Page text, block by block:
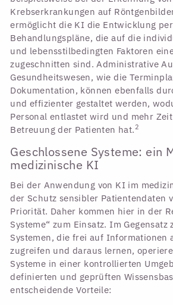
Krebserkrankungen auf
ermöglicht die KI die Entwicklung
Behandlungspläne, die auf die
und lebensstilbedingten Faktoren
zugeschnitten sind. Administrative
Gesundheitswesen, wie die
Dokumentation, können ebenfalls
und effizienter gestaltet werden,
Personal entlastet wird und mehr
Betreuung der Patienten hat.2
Geschlossene Systeme: ein
medizinische KI
Bei der Anwendung von KI im
der Schutz sensibler Patientendaten
Priorität. Daher kommen hier in der
Systeme“ zum Einsatz. Im Gegensatz
Systemen, die frei auf Informationen
zugreifen und daraus lernen,
Systeme in einer kontrollierten
definierten und geprüften
entscheidende Vorteile: